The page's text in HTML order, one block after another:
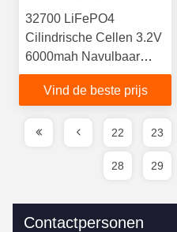
32700 LiFePO4
Cilindrische Cellen 3.2V
6000mah Navulbaar
voor Elektrisch voertuig
Met drie wielen
Vind de beste prijs
22 23
28 29
Contactpersonen